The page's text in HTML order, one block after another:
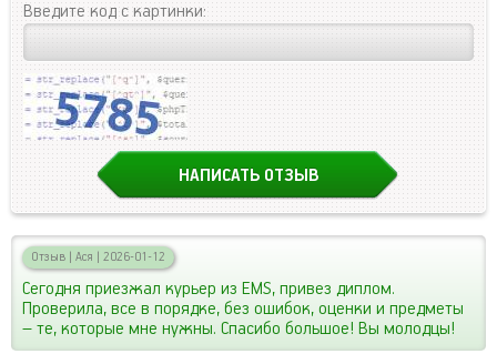
Введите код с картинки:
Отзыв | Ася | 2026-01-12
Сегодня приезжал курьер из EMS, привез диплом.
Проверила, все в порядке, без ошибок, оценки и предметы
– те, которые мне нужны. Спасибо большое! Вы молодцы!